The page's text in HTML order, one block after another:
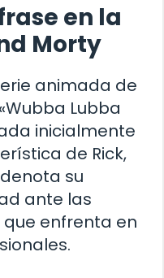
en la
Morty
animada de
Lubba
inicialmente
de Rick,
su
ante las
enfrenta en